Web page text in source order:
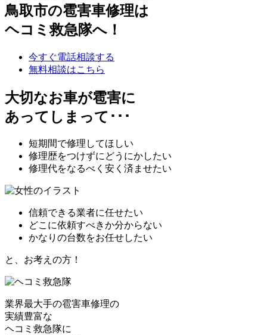
鳥取市の雹害車修理は
ヘコミ救急隊へ！
今すぐ電話相談する
無料相談はこちら
大切なお車が雹害に
あってしまって･･･
短期間で修理してほしい
修理歴をつけずにどうにかしたい
修理代をなるべく安く済ませたい
信頼できる業者に任せたい
どこに依頼すべきか分からない
かなりの台数をお任せしたい
と、お考えの方！
業界最大手の雹害車修理の
実績豊富な
ヘコミ救急隊に